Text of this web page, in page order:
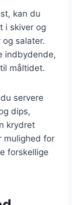
kan du
i skiver og
salater.
indbydende,
måltidet.
servere
dips,
krydret
mulighed for
forskellige